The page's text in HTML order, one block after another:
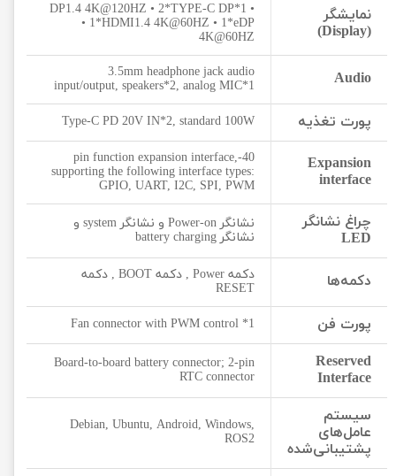
نمایشگر
(Display)
• 1*DP1.4 4K@120HZ • 2*TYPE-C DP
• 1*HDMI1.4 4K@60HZ • 1*eDP
4K@60HZ
Audio
3.5mm headphone jack audio
input/output, speakers*2, analog MIC*1
پورت تغذیه Type-C PD 20V IN*2, standard 100W
Expansion
interface
40-pin function expansion interface,
supporting the following interface types:
GPIO, UART, I2C, SPI, PWM
چراغ نشانگر
LED
نشانگر Power-on و نشانگر system و
نشانگر battery charging
دکمه‌ها
دکمه Power , دکمه BOOT , دکمه
RESET
پورت فن 1* Fan connector with PWM control
Reserved
Interface
Board-to-board battery connector; 2-pin
RTC connector
سیستم‌
عامل‌های
پشتیبانی‌شده
Debian, Ubuntu, Android, Windows,
ROS2